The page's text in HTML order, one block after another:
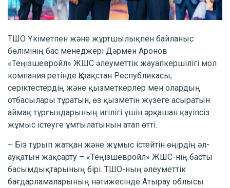
ТШО Үкіметпен және жұртшылықпен байланыс
бөлімінің бас менеджері Дәрмен Аронов
«Теңізшевройл» ЖШС әлеуметтік жауапкершілігі мол
компания ретінде Қазақстан Республикасы,
серіктестердің және қызметкерлер мен олардың
отбасылары тұратын, өз қызметін жүзеге асыратын
аймақ тұрғындарының игілігі үшін әрқашан қауіпсіз
жұмыс істеуге ұмтылатынын атап өтті.
– Біз тұрып жатқан және жұмыс істейтін өңірдің әл-
ауқатын жақсарту – «Теңізшевройл» ЖШС-нің басты
басымдықтарының бірі. ТШО-ның әлеуметтік
бағдарламаларының нәтижесінде Атырау облысы